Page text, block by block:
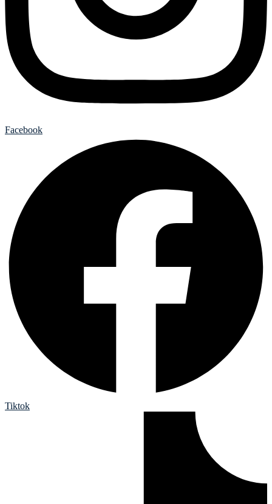
Facebook
Tiktok